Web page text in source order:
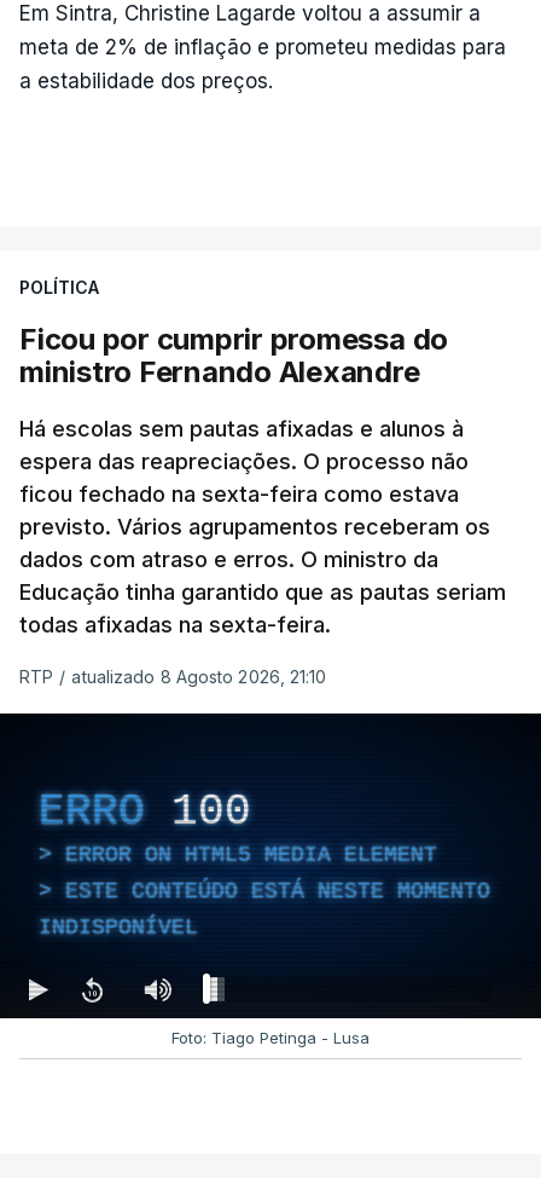
Em Sintra, Christine Lagarde voltou a assumir a
meta de 2% de inflação e prometeu medidas para
a estabilidade dos preços.
POLÍTICA
Ficou por cumprir promessa do
ministro Fernando Alexandre
Há escolas sem pautas afixadas e alunos à
espera das reapreciações. O processo não
ficou fechado na sexta-feira como estava
previsto. Vários agrupamentos receberam os
dados com atraso e erros. O ministro da
Educação tinha garantido que as pautas seriam
todas afixadas na sexta-feira.
RTP / atualizado 8 Agosto 2026, 21:10
ERRO 100
ERROR ON HTML5 MEDIA ELEMENT
ESTE CONTEÚDO ESTÁ NESTE MOMENTO
INDISPONÍVEL
Foto: Tiago Petinga - Lusa